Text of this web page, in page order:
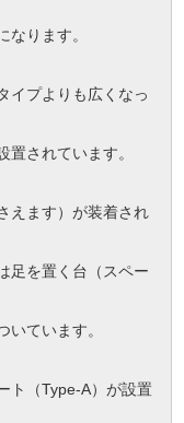
なります。
イプよりも広くなっ
置されています。
えます）が装着され
足を置く台（スペー
いています。
ト（Type-A）が設置